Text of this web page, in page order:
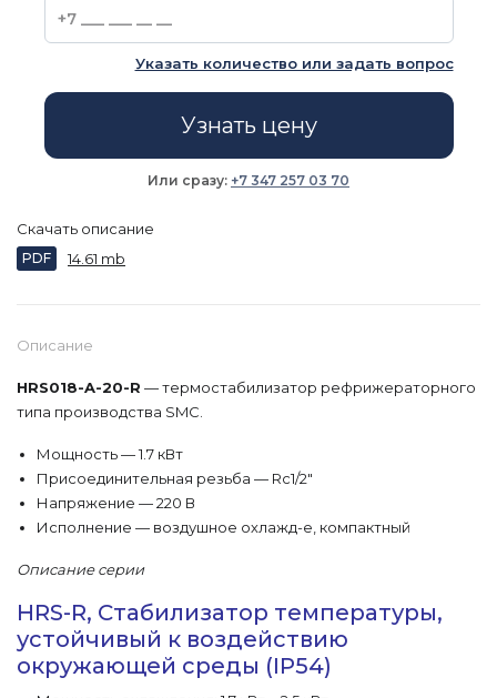
Описание
HRS018-A-20-R — термостабилизатор рефрижераторного
типа производства SMC.
Мощность — 1.7 кВт
Присоединительная резьба — Rc1/2"
Напряжение — 220 В
Исполнение — воздушное охлажд-е, компактный
Описание серии
HRS-R, Стабилизатор температуры,
устойчивый к воздействию
окружающей среды (IP54)
Указать количество или задать вопрос
Узнать цену
Или сразу: +7 347 257 03 70
Скачать описание
PDF 14.61 mb